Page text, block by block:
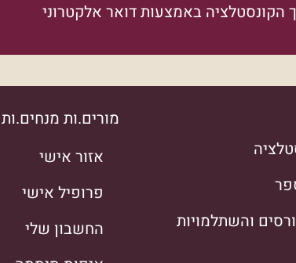
באמצעות דואר אלקטרוני
והשתלמויות
מורים.ות מנחים.ות
אזור אישי
פרופיל אישי
החשבון שלי